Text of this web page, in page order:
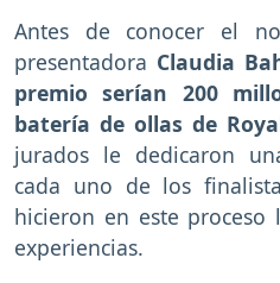
Antes de conocer el
presentadora Claudia
premio serían 200
batería de ollas de
jurados le dedicaron
cada uno de los
hicieron en este
experiencias.